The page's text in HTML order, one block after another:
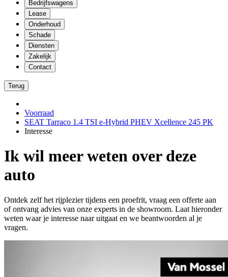
Bedrijfswagens
Lease
Onderhoud
Schade
Diensten
Zakelijk
Contact
Terug
Voorraad
SEAT Tarraco 1.4 TSI e-Hybrid PHEV Xcellence 245 PK
Interesse
Ik wil meer weten over deze
auto
Ontdek zelf het rijplezier tijdens een proefrit, vraag een offerte aan
of ontvang advies van onze experts in de showroom. Laat hieronder
weten waar je interesse naar uitgaat en we beantwoorden al je
vragen.